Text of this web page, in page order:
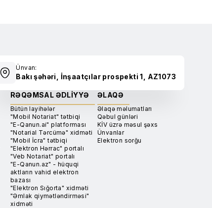
Ünvan:
Bakı şəhəri, İnşaatçılar prospekti 1, AZ1073
RƏQƏMSAL ƏDLIYYƏ
Bütün layihələr
"Mobil Notariat" tətbiqi
"E-Qanun.ai" platforması
"Notarial Tərcümə" xidməti
"Mobil İcra" tətbiqi
"Elektron Hərrac" portalı
"Veb Notariat" portalı
"E-Qanun.az" - hüquqi
aktların vahid elektron
bazası
"Elektron Sığorta" xidməti
"Əmlak qiymətləndirməsi"
xidməti
ƏLAQƏ
Əlaqə məlumatları
Qəbul günləri
KİV üzrə məsul şəxs
Ünvanlar
Elektron sorğu